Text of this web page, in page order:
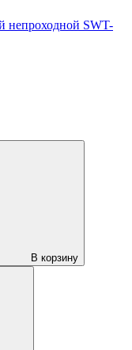
непроходной SWT-
В корзину